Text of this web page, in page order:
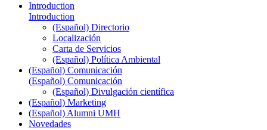
Introduction
Introduction
(Español) Directorio
Localización
Carta de Servicios
(Español) Política Ambiental
(Español) Comunicación
(Español) Comunicación
(Español) Divulgación científica
(Español) Marketing
(Español) Alumni UMH
Novedades